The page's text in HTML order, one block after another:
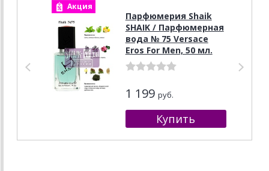
Акция
Парфюмерия Shaik
SHAIK / Парфюмерная
вода № 75 Versace
Eros For Men, 50 мл.
1 199 руб.